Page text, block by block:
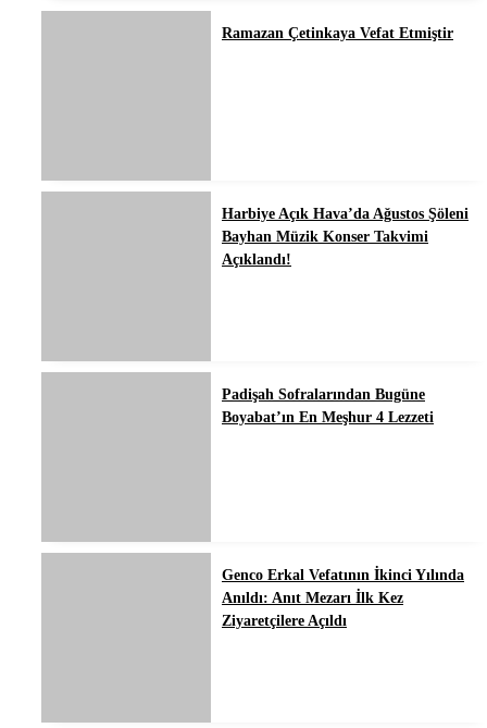
Ramazan Çetinkaya Vefat Etmiştir
Harbiye Açık Hava’da Ağustos Şöleni
Bayhan Müzik Konser Takvimi
Açıklandı!
Padişah Sofralarından Bugüne
Boyabat’ın En Meşhur 4 Lezzeti
Genco Erkal Vefatının İkinci Yılında
Anıldı: Anıt Mezarı İlk Kez
Ziyaretçilere Açıldı